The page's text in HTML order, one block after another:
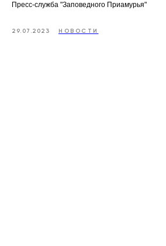
Пресс-служба "Заповедного Приамурья"
29.07.2023 НОВОСТИ